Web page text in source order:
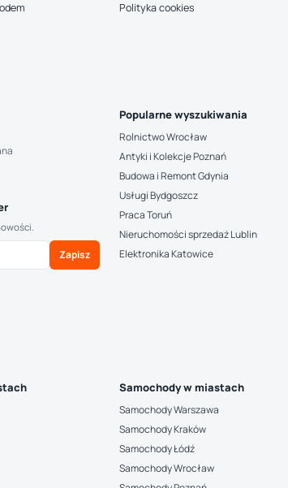
Polityka cookies
Zapisz
Popularne wyszukiwania
Rolnictwo Wrocław
Antyki i Kolekcje Poznań
Budowa i Remont Gdynia
Usługi Bydgoszcz
Praca Toruń
Nieruchomości sprzedaż Lublin
Elektronika Katowice
Samochody w miastach
Samochody Warszawa
Samochody Kraków
Samochody Łódź
Samochody Wrocław